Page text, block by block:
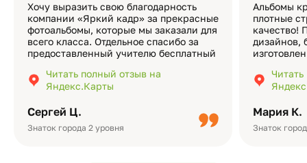
Сергей Ц.
Знаток города 2 уровня
Хочу выразить свою благодарность
компании «Яркий кадр» за прекрасные
фотоальбомы, которые мы заказали для
всего класса. Отдельное спасибо за
предоставленный учителю бесплатный
подчёркивает значимость события.
Качество альбомов на высшем уровне:
Читать полный отзыв на
Яндекс.Карты
Мария К.
Знаток
Альбомы
плотные
качество!
дизайнов,
добавить
видео с